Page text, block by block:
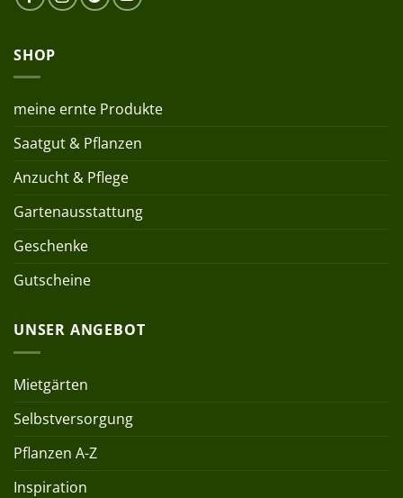
SHOP
meine ernte Produkte
Saatgut & Pflanzen
Anzucht & Pflege
Gartenausstattung
Geschenke
Gutscheine
UNSER ANGEBOT
Mietgärten
Selbstversorgung
Pflanzen A-Z
Inspiration